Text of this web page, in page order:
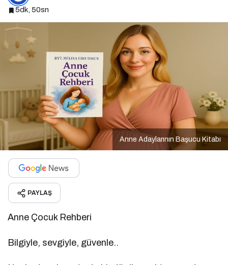
5dk, 50sn
Anne Adaylarının Başucu Kitabı
PAYLAŞ
Anne Çocuk Rehberi
Bilgiyle, sevgiyle, güvenle..